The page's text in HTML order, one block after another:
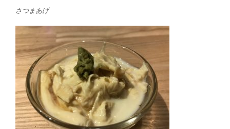
さつまあげ